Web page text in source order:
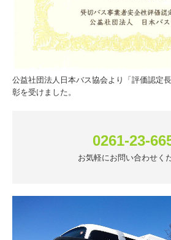
0261-23-
公益社団法人日本バス協会より「評価認定
彰を受けました。